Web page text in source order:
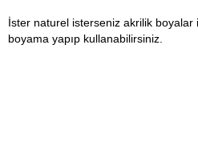
İster naturel isterseniz akrilik boyalar
boyama yapıp kullanabilirsiniz.